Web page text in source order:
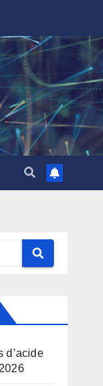
d’acide